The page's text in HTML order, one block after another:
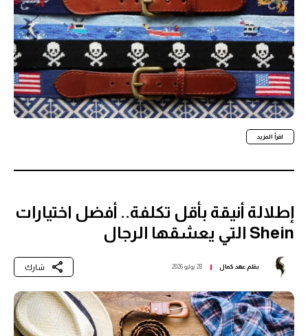
اقرأ المزيد
إطلالة أنيقة بأقل تكلفة.. أفضل اختيارات
Shein التي يعشقها الرجال
بقلمعهد كمال 28 يوليو 2026 شارك